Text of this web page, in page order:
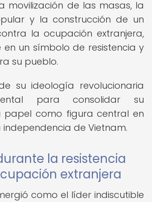
movilización de las masas, la
y la construcción de un
la ocupación extranjera,
en un símbolo de resistencia y
su pueblo.
su ideología revolucionaria
para consolidar su
papel como figura central en
de Vietnam.
la resistencia
extranjera
como el líder indiscutible